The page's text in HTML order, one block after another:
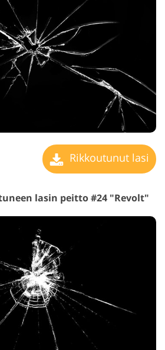
Rikkoutunut lasi
lasin peitto #24 "Revolt"